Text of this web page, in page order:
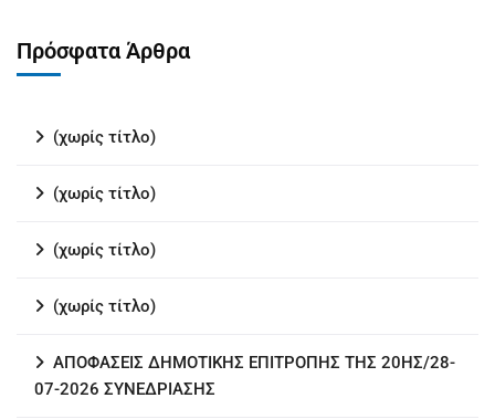
Πρόσφατα Άρθρα
(χωρίς τίτλο)
(χωρίς τίτλο)
(χωρίς τίτλο)
(χωρίς τίτλο)
ΑΠΟΦΑΣΕΙΣ ΔΗΜΟΤΙΚΗΣ ΕΠΙΤΡΟΠΗΣ ΤΗΣ 20ΗΣ/28-
07-2026 ΣΥΝΕΔΡΙΑΣΗΣ